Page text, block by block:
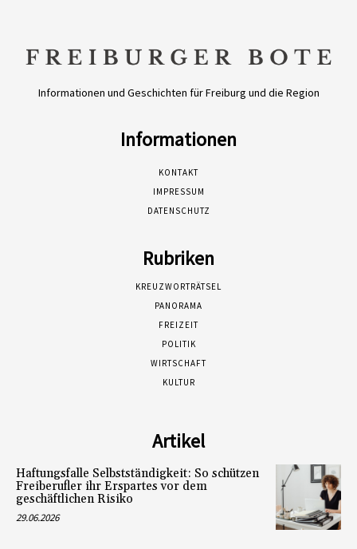
Informationen und Geschichten für Freiburg und die Region
Informationen
KONTAKT
IMPRESSUM
DATENSCHUTZ
Rubriken
KREUZWORTRÄTSEL
PANORAMA
FREIZEIT
POLITIK
WIRTSCHAFT
KULTUR
Artikel
Haftungsfalle Selbstständigkeit: So schützen
Freiberufler ihr Erspartes vor dem
geschäftlichen Risiko
29.06.2026